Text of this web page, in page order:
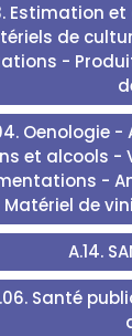
Estimation
de
-
Oenologie
et alcools -
-
Matériel de
A.14.
Santé